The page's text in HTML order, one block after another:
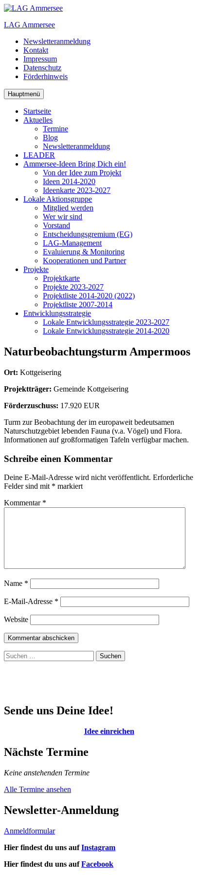
Zum
springen
LAG Ammersee
Newsletteranmeldung
Kontakt
Impressum
Datenschutz
Förderhinweis
Hauptmenü
Startseite
Aktuelles
Termine
Blog
Newsletteranmeldung
LEADER
Ammersee-Ideen Bring Dich ein!
Von der Idee zum Projekt
Ideen 2014-2020
Ideenkarte 2023-2027
Lokale Aktionsgruppe
Mitglied werden
Wer wir sind
Vorstand
Entscheidungsgremium (EG)
LAG-Management
Evaluierung & Monitoring
Kooperationen und Partner
Projekte
Projektkarte
Projekte 2023-2027
Projektliste 2014-2020 (2022)
Projektliste 2007-2014
Entwicklungsstrategie
Lokale Entwicklungsstrategie 2023-2027
Lokale Entwicklungsstrategie 2014-2020
Naturbeobachtungsturm Ampermoos
Ort: Kottgeisering
Projektträger: Gemeinde Kottgeisering
Förderzuschuss: 17.920 EUR
Turm zur Beobachtung der im europaweit bedeutsamen
Naturschutzgebiet lebenden Fauna (v.a. Vögel) und Flora.
Informationen auf großformatigen Tafeln verfügbar machen.
Schreibe einen Kommentar
Deine E-Mail-Adresse wird nicht veröffentlicht. Erforderliche
Felder sind mit * markiert
Kommentar *
Name *
E-Mail-Adresse *
Website
Suchen
nach:
Sende uns Deine Idee!
Idee einreichen
Nächste Termine
Keine anstehenden Termine
Alle Termine ansehen
Newsletter-Anmeldung
Anmeldformular
Hier findest du uns aufInstagram
Hier findest du uns aufFacebook